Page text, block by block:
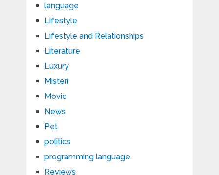
language
Lifestyle
Lifestyle and Relationships
Literature
Luxury
Misteri
Movie
News
Pet
politics
programming language
Reviews